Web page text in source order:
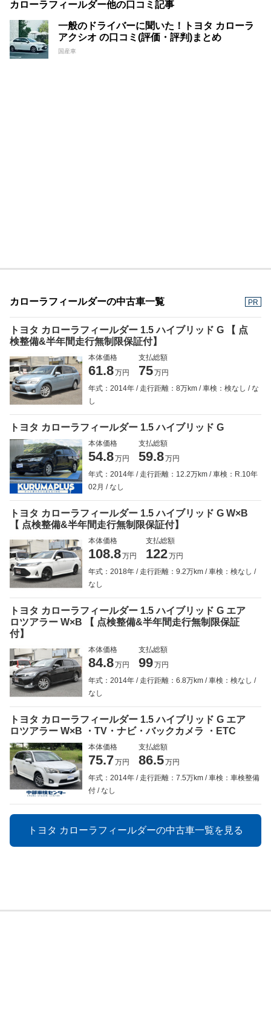
カローラフィールダー他の口コミ記事
一般のドライバーに聞いた！トヨタ カローラ
アクシオ の口コミ(評価・評判)まとめ
国産車
カローラフィールダーの中古車一覧 PR
トヨタ カローラフィールダー 1.5 ハイブリッド G 【 点
検整備&半年間走行無制限保証付】
本体価格
61.8万円
支払総額
75万円
年式：2014年
走行距離：8万km 車検：検なし
な
し
トヨタ カローラフィールダー 1.5 ハイブリッド G
本体価格
54.8万円
支払総額
59.8万円
年式：2014年
走行距離：12.2万km
車検：R.10年
02月
なし
トヨタ カローラフィールダー 1.5 ハイブリッド G W×B
【 点検整備&半年間走行無制限保証付】
本体価格
108.8万円
支払総額
122万円
年式：2018年
走行距離：9.2万km
車検：検なし
なし
トヨタ カローラフィールダー 1.5 ハイブリッド G エア
ロツアラー W×B 【 点検整備&半年間走行無制限保証
付】
本体価格
84.8万円
支払総額
99万円
年式：2014年
走行距離：6.8万km
車検：検なし
なし
トヨタ カローラフィールダー 1.5 ハイブリッド G エア
ロツアラー W×B ・TV・ナビ・バックカメラ ・ETC
本体価格
75.7万円
支払総額
86.5万円
年式：2014年
走行距離：7.5万km
車検：車検整備
付
なし
トヨタ カローラフィールダーの中古車一覧を見る